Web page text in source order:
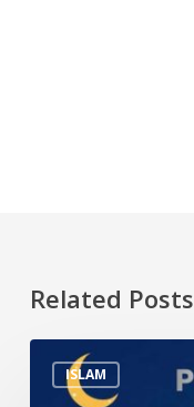
Related Posts
ISLAM
Peristiwa
Israk